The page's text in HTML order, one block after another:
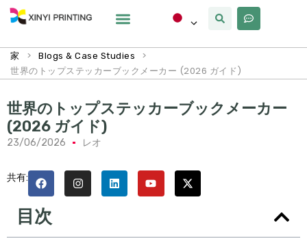
家 > Blogs & Case Studies
>
世界のトップステッカーブックメーカー (2026 ガイド)
世界のトップステッカーブックメーカー
(2026 ガイド)
23/06/2026 レオ
共有:
目次